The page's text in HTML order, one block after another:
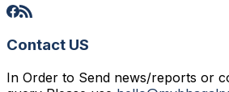
Contact US
In Order to Send news/reports or